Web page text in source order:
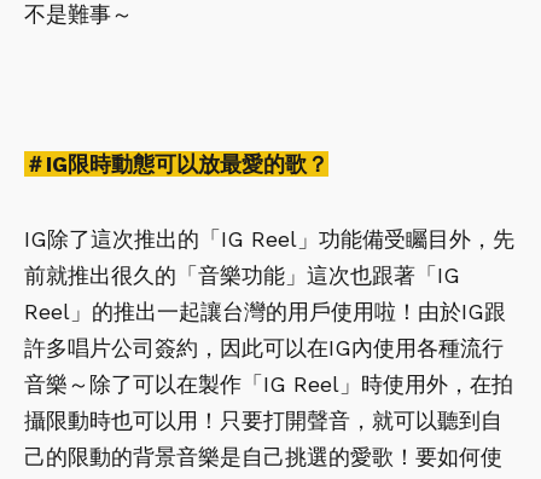
不是難事～
＃IG限時動態可以放最愛的歌？
IG除了這次推出的「IG Reel」功能備受矚目外，先
前就推出很久的「音樂功能」這次也跟著「IG
Reel」的推出一起讓台灣的用戶使用啦！由於IG跟
許多唱片公司簽約，因此可以在IG內使用各種流行
音樂～除了可以在製作「IG Reel」時使用外，在拍
攝限動時也可以用！只要打開聲音，就可以聽到自
己的限動的背景音樂是自己挑選的愛歌！要如何使